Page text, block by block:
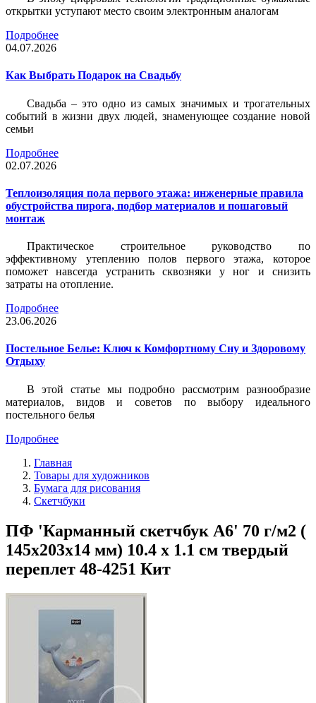
открытки уступают место своим электронным аналогам
Подробнее
04.07.2026
Как Выбрать Подарок на Свадьбу
Свадьба – это одно из самых значимых и трогательных
событий в жизни двух людей, знаменующее создание новой
семьи
Подробнее
02.07.2026
Теплоизоляция пола первого этажа: инженерные правила
обустройства пирога, подбор материалов и пошаговый
монтаж
Практическое строительное руководство по
эффективному утеплению полов первого этажа, которое
поможет навсегда устранить сквозняки у ног и снизить
затраты на отопление.
Подробнее
23.06.2026
Постельное Белье: Ключ к Комфортному Сну и Здоровому
Отдыху
В этой статье мы подробно рассмотрим разнообразие
материалов, видов и советов по выбору идеального
постельного белья
Подробнее
Главная
Товары для художников
Бумага для рисования
Скетчбуки
ПФ 'Карманный скетчбук А6' 70 г/м2 (
145х203х14 мм) 10.4 х 1.1 см твердый
переплет 48-4251 Кит